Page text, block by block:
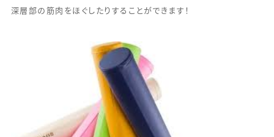
深層部の筋肉をほぐしたりすることができます！